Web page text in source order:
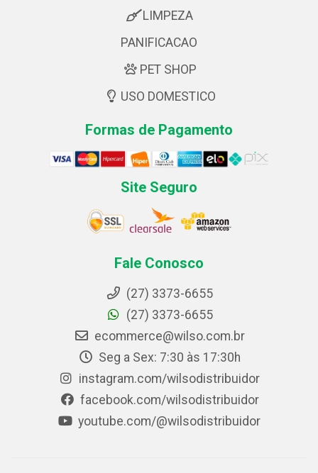
LIMPEZA
PANIFICACAO
PET SHOP
USO DOMESTICO
Formas de Pagamento
Site Seguro
Fale Conosco
(27) 3373-6655
(27) 3373-6655
ecommerce@wilso.com.br
Seg a Sex: 7:30 às 17:30h
instagram.com/wilsodistribuidor
facebook.com/wilsodistribuidor
youtube.com/@wilsodistribuidor